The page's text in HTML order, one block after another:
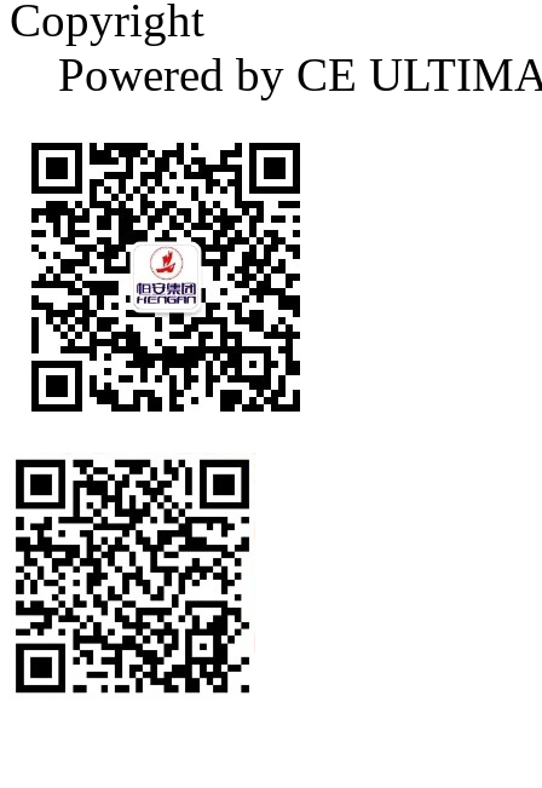
Copyright
Powered by CE